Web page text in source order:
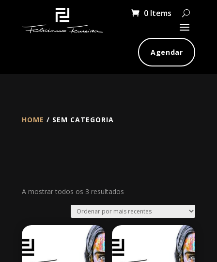
0 Items
Agendar
HOME / SEM CATEGORIA
A mostrar todos os 3 resultadosOrdenado
por
mais